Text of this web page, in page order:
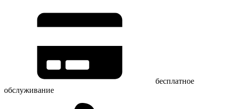
бесплатное
обслуживание